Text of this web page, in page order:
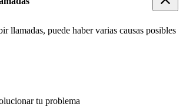
llamadas, puede haber varias causas posibles
tu problema